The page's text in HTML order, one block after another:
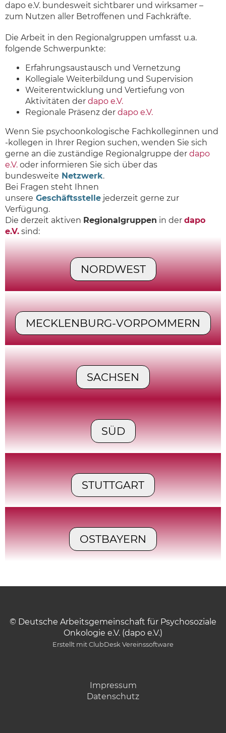
dapo e.V. bundesweit sichtbarer und wirksamer –
zum Nutzen aller Betroffenen und Fachkräfte.
Die Arbeit in den Regionalgruppen umfasst u.a.
folgende Schwerpunkte:
Erfahrungsaustausch und Vernetzung
Kollegiale Weiterbildung und Supervision
Weiterentwicklung und Vertiefung von
Aktivitäten der dapo e.V.
Regionale Präsenz der dapo e.V.
Wenn Sie psychoonkologische Fachkolleginnen und
-kollegen in Ihrer Region suchen, wenden Sie sich
gerne an die zuständige Regionalgruppe der dapo
e.V. oder informieren Sie sich über das
bundesweite Netzwerk.
Bei Fragen steht Ihnen
unsere Geschäftsstelle jederzeit gerne zur
Verfügung.
Die derzeit aktiven Regionalgruppen in der dapo
e.V. sind:
NORDWEST
MECKLENBURG-VORPOMMERN
SACHSEN
SÜD
STUTTGART
OSTBAYERN
© Deutsche Arbeitsgemeinschaft für Psychosoziale
Onkologie e.V. (dapo e.V.)
Erstellt mit ClubDesk Vereinssoftware
Impressum
Datenschutz